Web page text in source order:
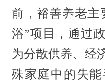
前，裕善养老主
浴”项目，通过
为分散供养、经
殊家庭中的失